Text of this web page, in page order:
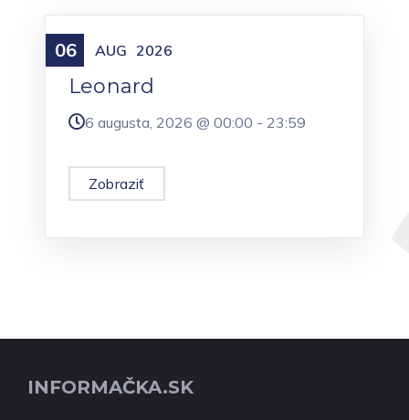
06 AUG 2026
Meniny
Leonard
6 augusta, 2026 @ 00:00 - 23:59
Zobraziť
INFORMAČKA.SK